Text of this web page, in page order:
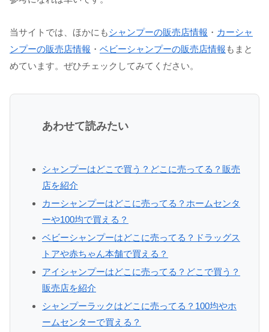
当サイトでは、ほかにもシャンプーの販売店情報 ・ カーシャ
ンプーの販売店情報 ・ ベビーシャンプーの販売店情報 もまと
めています。ぜひチェックしてみてください。
あわせて読みたい
シャンプーはどこで買う？どこに売ってる？販売
店を紹介
カーシャンプーはどこに売ってる？ホームセンタ
ーや100均で買える？
ベビーシャンプーはどこに売ってる？ドラッグス
トアや赤ちゃん本舗で買える？
アイシャンプーはどこに売ってる？どこで買う？
販売店を紹介
シャンプーラックはどこに売ってる？100均やホ
ームセンターで買える？